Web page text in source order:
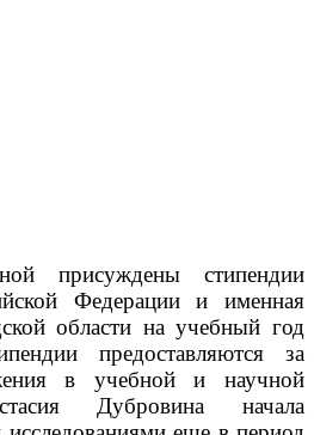
присуждены стипендии
Федерации и именная
области на учебный год
предоставляются за
в учебной и научной
Дубровина начала